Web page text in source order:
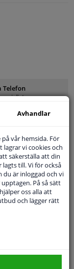
Telefon
bil .
Avhandlar
vår hemsida. För
vi cookies och
säkerställa att din
till. Vi för också
du är inloggad och vi
På så sätt
oss alla att
och lägger rätt